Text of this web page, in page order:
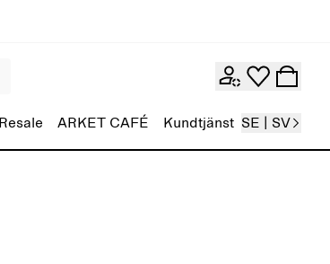
Resale ARKET CAFÉ Kundtjänst SE | SV